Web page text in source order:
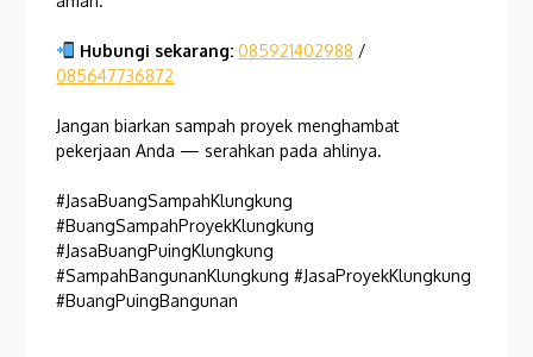
Hubungi sekarang: 085921402988 /
085647736872
Jangan biarkan sampah proyek menghambat
pekerjaan Anda — serahkan pada ahlinya.
#JasaBuangSampahKlungkung
#BuangSampahProyekKlungkung
#JasaBuangPuingKlungkung
#SampahBangunanKlungkung #JasaProyekKlungkung
#BuangPuingBangunan